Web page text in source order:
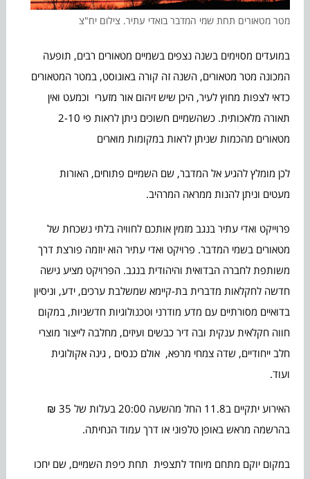
מטר מטאורים תחת שמי המדבר בואדי עתיר. צילום יח"צ
במועדים מסוימים בשנה נצפים בשמיים מטאורים רבים, תופעה
המכונה מטר מטאורים, השנה זה קורה באוגוסט, במטר המטאורים
כדאי לצפות מחוץ לעיר, היכן שיש זיהום אור מזערי וכמעט ואין
תאורה מלאכותית. כשהשמיים חשוכים ניתן לראות פי 2-10
מטאורים מהכמות שניתן לראות במקומות מוארים
לכן מומלץ להגיע אל המדבר, שם השמיים פתוחים, האורות
מעטים וניתן להנות ממראה המרהיב.
פרוייקט ואדי עתיר בנגב מזמין אותכם לחוויה בלתי נשכחת של
מטאורים בשמי המדבר. פרויקט ואדי עתיר הוא יוזמה פורצת דרך
משותפת לחברה הבדואית והיהודית בנגב. הפרויקט מציע גישה
חדשה לחקלאות מדברית בת-קיימא שמשלבת ערכים, ידע, וניסיון
בדואיים מסורתיים עם מדע מודרני וטכנולוגיות חדשניות, במקום
חווה חקלאית ענקית ובה דיר כבשים ועיזים, מחלבה לייצור מוצרי
חלב ייחודיים, שדה צמחי מרפא, אולם כנסים , גינה אקולוגית
ועוד.
האירוע יתקיים ב11.8 החל מהשעה 20:00 בעלות של 35 ₪
בהרשמה מראש באופן טלפוני או דרך עמוד הנחיתה.
במקום יוקם מתחם מיוחד לתצפית תחת כיפת השמיים, שם יחכו